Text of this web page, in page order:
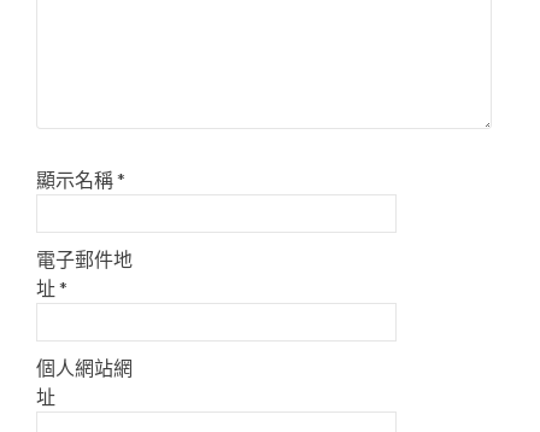
顯示名稱*
電子郵件地
址*
個人網站網
址